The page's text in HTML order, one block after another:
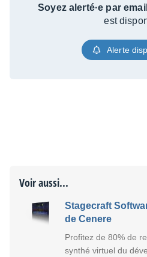
Soyez alerté·e par email
est
Alerte
Voir aussi...
Stagecraft
de Cenere
Profitez de 80% de
synthé virtuel du